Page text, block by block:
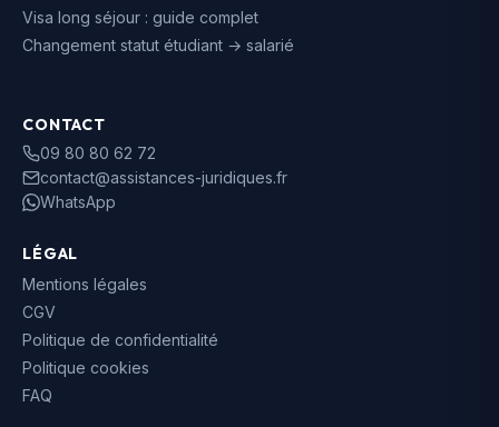
Visa long séjour : guide complet
Changement statut étudiant → salarié
CONTACT
09 80 80 62 72
contact@assistances-juridiques.fr
WhatsApp
LÉGAL
Mentions légales
CGV
Politique de confidentialité
Politique cookies
FAQ